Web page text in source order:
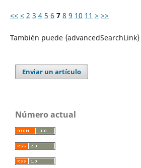
<< < 2 3 4 5 6 7 8 9 10 11 > >>
También puede
Enviar un artículo
Número actual